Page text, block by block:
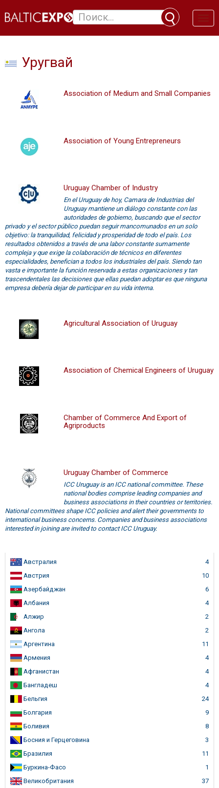
Уругвай
Association of Medium and Small Companies
Association of Young Entrepreneurs
Uruguay Chamber of Industry
En el Uruguay de hoy, Camara de Industrias del
Uruguay mantiene un diálogo constante con las
autoridades de gobierno, buscando que el sector
privado y el sector público puedan seguir mancomunados en un solo
objetivo: la tranquilidad, felicidad y prosperidad de todo el país. Los
resultados obtenidos a través de una labor constante sumamente
compleja y que exige la colaboración de técnicos en diferentes
especialidades, benefician a todos los industriales del país. Siendo tan
vasta e importante la función reservada a estas organizaciones y tan
trascendentales las decisiones que ellas puedan adoptar es que ninguna
empresa debería dejar de participar en su vida interna.
Agricultural Association of Uruguay
Association of Chemical Engineers of Uruguay
Chamber of Commerce And Export of
Agriproducts
Uruguay Chamber of Commerce
ICC Uruguay is an ICC national committee. These
national bodies comprise leading companies and
business associations in their countries or territories.
National committees shape ICC policies and alert their governments to
international business concerns. Companies and business associations
interested in joining are invited to contact ICC Uruguay.
Австралия
4
Австрия
10
Азербайджан
6
Албания
4
Алжир
2
Ангола
2
Аргентина
11
Армения
4
Афганистан
4
Бангладеш
4
Бельгия
24
Болгария
9
Боливия
8
Босния и Герцеговина
3
Бразилия
11
Буркина-Фасо
1
Великобритания
37